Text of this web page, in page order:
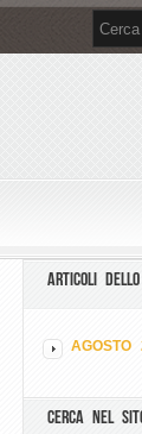
ARTICOLI
AGOSTO
CERCA NEL